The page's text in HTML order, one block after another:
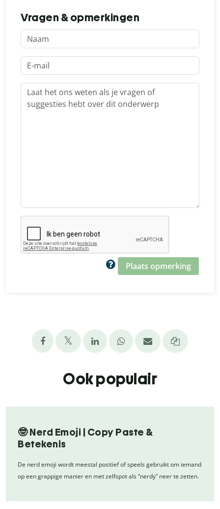
Vragen & opmerkingen
Plaats opmerking
Ook populair
🤓 Nerd Emoji | Copy Paste &
Betekenis
De nerd emoji wordt meestal positief of speels gebruikt om iemand
op een grappige manier en met zelfspot als “nerdy” neer te zetten.